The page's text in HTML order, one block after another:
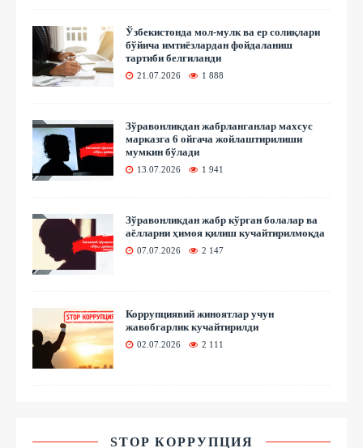
Ўзбекистонда мол-мулк ва ер солиқлари
бўйича имтиёзлардан фойдаланиш
тартиби белгиланди
21.07.2026 1 888
Зўравонликдан жабрланганлар махсус
марказга 6 ойгача жойлаштирилиши
мумкин бўлади
13.07.2026 1 941
Зўравонликдан жабр кўрган болалар ва
аёлларни ҳимоя қилиш кучайтирилмоқда
07.07.2026 2 147
Коррупциявий жиноятлар учун
жавобгарлик кучайтирилди
02.07.2026 2 111
STOP КОРРУПЦИЯ